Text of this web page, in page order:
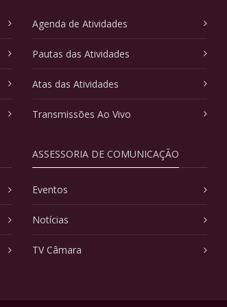
Agenda de Atividades
Pautas das Atividades
Atas das Atividades
Transmissões Ao Vivo
ASSESSORIA DE COMUNICAÇÃO
Eventos
Notícias
TV Câmara